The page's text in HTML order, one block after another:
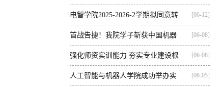
集训...
电智学院2025-2026-2学期拟同意转
出...
[06-12]
首战告捷！我院学子斩获中国机器
人...
[06-08]
强化师资实训能力 夯实专业建设根
基...
[06-08]
人工智能与机器人学院成功举办实 [06-05]